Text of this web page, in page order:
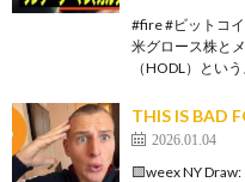
#fire #ビットコ
米グロース株と
（HODL）とい
THIS IS BAD
2026.01.04
🟨weex NY Draw: